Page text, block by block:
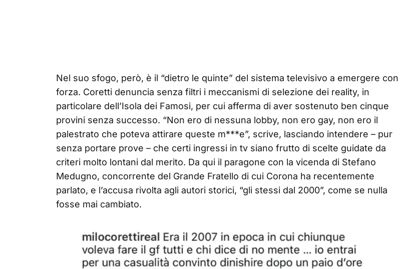
Nel suo sfogo, però, è il “dietro le quinte” del sistema televisivo a emergere con
forza. Coretti denuncia senza filtri i meccanismi di selezione dei reality, in
particolare dell’Isola dei Famosi, per cui afferma di aver sostenuto ben cinque
provini senza successo. “Non ero di nessuna lobby, non ero gay, non ero il
palestrato che poteva attirare queste m***e”, scrive, lasciando intendere – pur
senza portare prove – che certi ingressi in tv siano frutto di scelte guidate da
criteri molto lontani dal merito. Da qui il paragone con la vicenda di Stefano
Medugno, concorrente del Grande Fratello di cui Corona ha recentemente
parlato, e l’accusa rivolta agli autori storici, “gli stessi dal 2000”, come se nulla
fosse mai cambiato.